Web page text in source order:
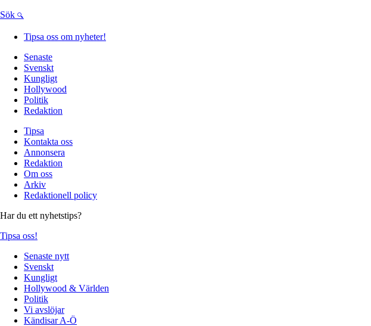
Sök
Tipsa oss om nyheter!
Senaste
Svenskt
Kungligt
Hollywood
Politik
Redaktion
Tipsa
Kontakta oss
Annonsera
Redaktion
Om oss
Arkiv
Redaktionell policy
Har du ett nyhetstips?
Tipsa oss!
Senaste nytt
Svenskt
Kungligt
Hollywood & Världen
Politik
Vi avslöjar
Kändisar A-Ö